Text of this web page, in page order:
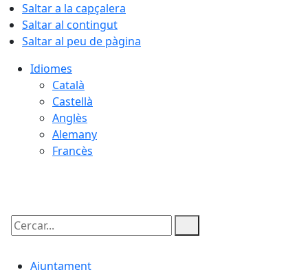
Saltar a la capçalera
Saltar al contingut
Saltar al peu de pàgina
Idiomes
Català
Castellà
Anglès
Alemany
Francès
Cercar:
Ajuntament